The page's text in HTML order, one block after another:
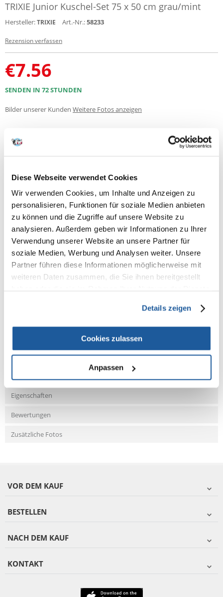
Diese Webseite verwendet Cookies
Wir verwenden Cookies, um Inhalte und Anzeigen zu
personalisieren, Funktionen für soziale Medien anbieten
zu können und die Zugriffe auf unsere Website zu
analysieren. Außerdem geben wir Informationen zu Ihrer
Verwendung unserer Website an unsere Partner für
soziale Medien, Werbung und Analysen weiter. Unsere
Partner führen diese Informationen möglicherweise mit
weiteren Daten zusammen, die Sie ihnen bereitgestellt
Details zeigen
Cookies zulassen
Anpassen
TRIXIE Junior Kuschel-Set 75 x 50 cm grau/mint
Hersteller:TRIXIE Art.-Nr.:58233
Rezension verfassen
€7.56
SENDEN IN 72 STUNDEN
Bilder unserer Kunden Weitere Fotos anzeigen
Produktbeschreibung
Plüsch (Polyester)
Spielzeug mit Stimme: Maschinenwäsche bis 30 °C
*Decke für Allergiker geeignet, hohe Waschtemperatur von 60 °C tötet
Hausstaubmilben und sorgt für eine bessere Entfernung von
Hautschuppen und Pollen
Farbe: grau/hellgrau
Maße: 75 × 50 cm
Farbe: grau/mint
Fragen und Antworten (FAQ)
Eigenschaften
Bewertungen
Zusätzliche Fotos
VOR DEM KAUF
BESTELLEN
NACH DEM KAUF
KONTAKT